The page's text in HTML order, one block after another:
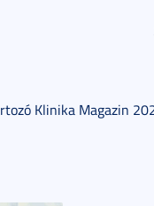
Klinika Magazin